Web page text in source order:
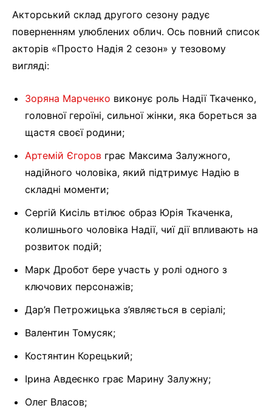
Акторський склад другого сезону радує
поверненням улюблених облич. Ось повний список
акторів «Просто Надія 2 сезон» у тезовому
вигляді:
Зоряна Марченко виконує роль Надії Ткаченко,
головної героїні, сильної жінки, яка бореться за
щастя своєї родини;
Артемій Єгоров грає Максима Залужного,
надійного чоловіка, який підтримує Надію в
складні моменти;
Сергій Кисіль втілює образ Юрія Ткаченка,
колишнього чоловіка Надії, чиї дії впливають на
розвиток подій;
Марк Дробот бере участь у ролі одного з
ключових персонажів;
Дар’я Петрожицька з’являється в серіалі;
Валентин Томусяк;
Костянтин Корецький;
Ірина Авдеєнко грає Марину Залужну;
Олег Власов;